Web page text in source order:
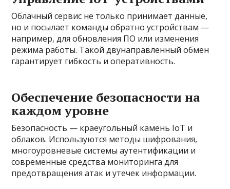
Облачный сервис не только принимает данные,
но и посылает команды обратно устройствам —
например, для обновления ПО или изменения
режима работы. Такой двунаправленный обмен
гарантирует гибкость и оперативность.
Обеспечение безопасности на
каждом уровне
Безопасность — краеугольный камень IoT и
облаков. Используются методы шифрования,
многоуровневые системы аутентификации и
современные средства мониторинга для
предотвращения атак и утечек информации.